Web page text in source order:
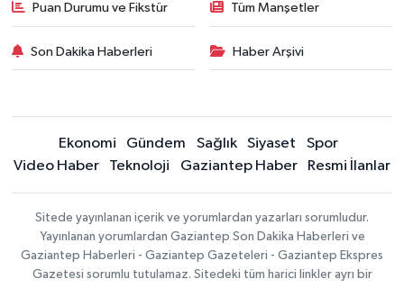
Puan Durumu ve Fikstür Tüm Manşetler
Son Dakika Haberleri Haber Arşivi
Ekonomi Gündem Sağlık Siyaset
Spor
Video Haber
Teknoloji Gaziantep Haber Resmi İlanlar
Sitede yayınlanan içerik ve yorumlardan yazarları sorumludur.
Yayınlanan yorumlardan Gaziantep Son Dakika Haberleri ve
Gaziantep Haberleri - Gaziantep Gazeteleri - Gaziantep Ekspres
Gazetesi sorumlu tutulamaz. Sitedeki tüm harici linkler ayrı bir